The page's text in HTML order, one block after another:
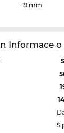
19 mm
Informace
S